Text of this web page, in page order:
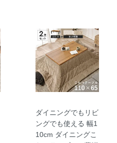
ダイニングでもリビ
ングでも使える 幅1
10cm ダイニングこ